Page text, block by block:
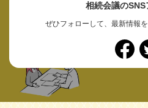
相続会議のSNS
ぜひフォローして、最新情報